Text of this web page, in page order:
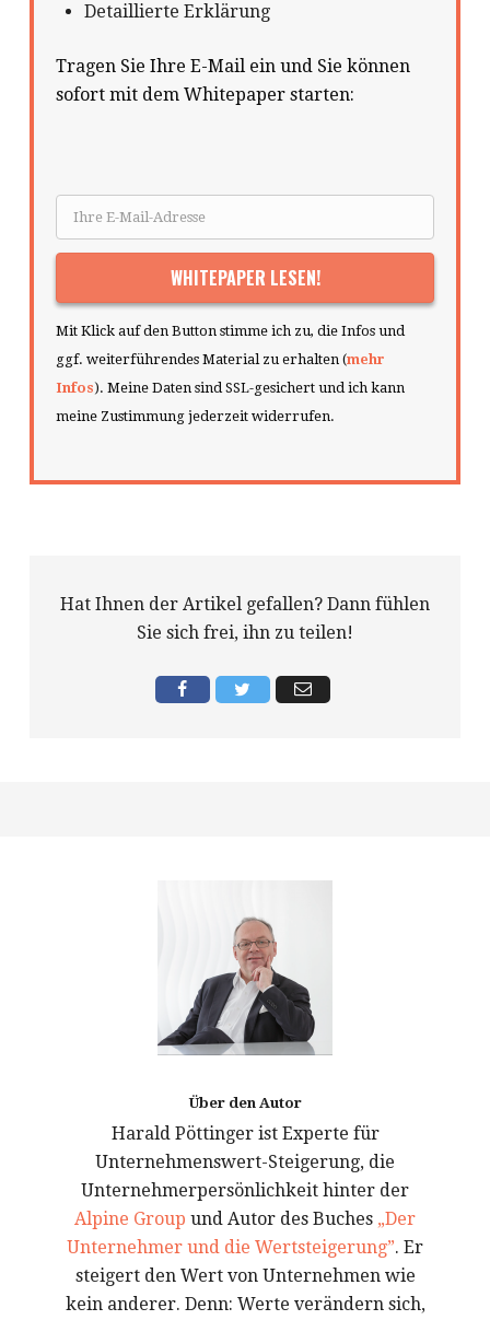
Detaillierte Erklärung
Tragen Sie Ihre E-Mail ein und Sie können
sofort mit dem Whitepaper starten:
Mit Klick auf den Button stimme ich zu, die Infos und
ggf. weiterführendes Material zu erhalten (mehr
Infos). Meine Daten sind SSL-gesichert und ich kann
meine Zustimmung jederzeit widerrufen.
Hat Ihnen der Artikel gefallen? Dann fühlen
Sie sich frei, ihn zu teilen!
Über den Autor
Harald Pöttinger ist Experte für
Unternehmenswert-Steigerung, die
Unternehmerpersönlichkeit hinter der
Alpine Group und Autor des Buches „Der
Unternehmer und die Wertsteigerung”. Er
steigert den Wert von Unternehmen wie
kein anderer. Denn: Werte verändern sich,